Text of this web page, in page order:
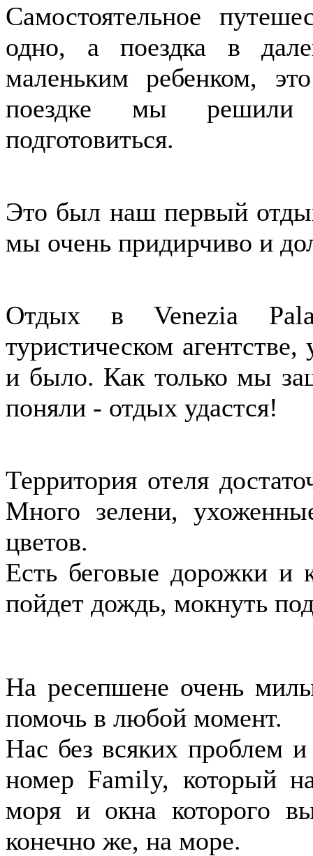
Самостоятельное
одно, а поездка в
маленьким ребенком,
поездке мы решили
подготовиться.
Это был наш первый
мы очень придирчиво и
Отдых в Venezia
туристическом
и было. Как только мы
поняли - отдых удастся!
Территория отеля
Много зелени,
цветов.
Есть беговые дорожки и
пойдет дождь, мокнуть
На ресепшене очень
помочь в любой момент.
Нас без всяких проблем
номер Family, который
моря и окна которого
конечно же, на море.